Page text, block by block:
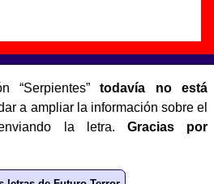
“Serpientes”todavía no está
a ampliar la información sobre el
la letra. Gracias por